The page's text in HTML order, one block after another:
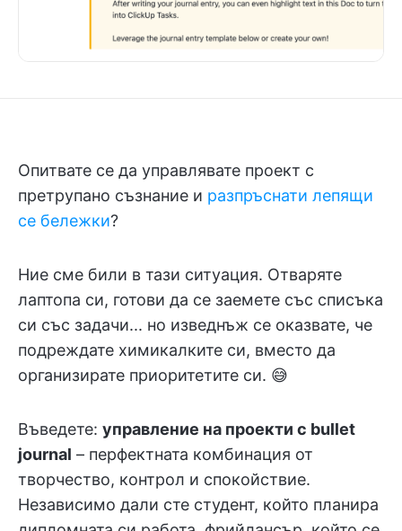
Опитвате се да управлявате проект с
претрупано съзнание и разпръснати лепящи
се бележки?
Ние сме били в тази ситуация. Отваряте
лаптопа си, готови да се заемете със списъка
си със задачи... но изведнъж се оказвате, че
подреждате химикалките си, вместо да
организирате приоритетите си. 😅
Въведете: управление на проекти с bullet
journal – перфектната комбинация от
творчество, контрол и спокойствие.
Независимо дали сте студент, който планира